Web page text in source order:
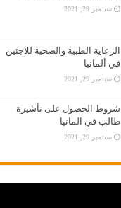
سبتمبر 29, 2021
الرعاية الطبية والصحية للاجئين
في ألمانيا
سبتمبر 29, 2021
شروط الحصول على تأشيرة
طالب في المانيا
سبتمبر 29, 2021